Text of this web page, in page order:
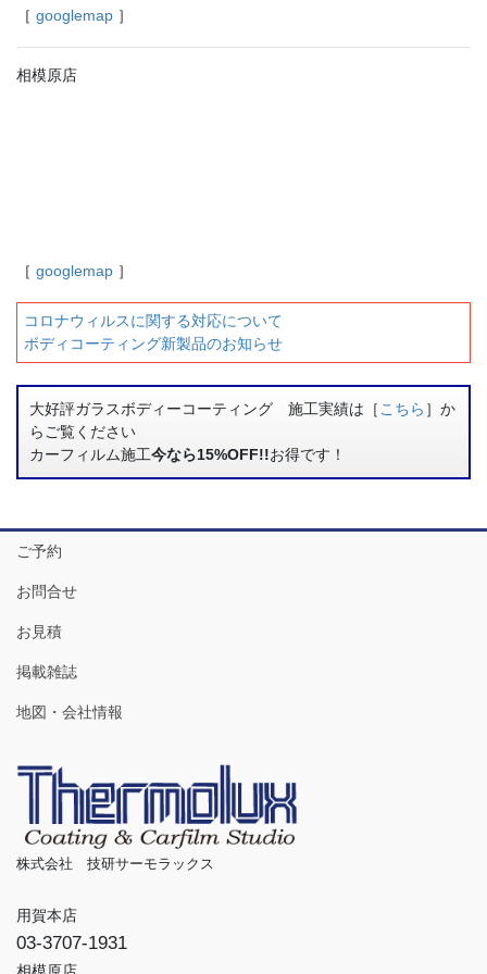
［ googlemap ］
相模原店
［ googlemap ］
コロナウィルスに関する対応について
ボディコーティング新製品のお知らせ
大好評ガラスボディーコーティング 施工実績は［ こちら ］か
らご覧ください
カーフィルム施工今なら15%OFF!!お得です！
ご予約
お問合せ
お見積
掲載雑誌
地図・会社情報
株式会社 技研サーモラックス
用賀本店
03-3707-1931